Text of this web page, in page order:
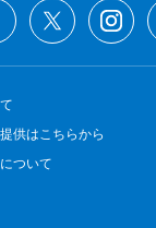
供はこちらから
ついて